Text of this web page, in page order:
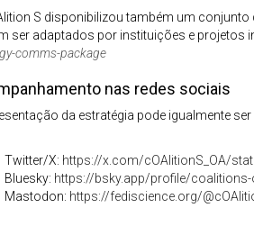
S disponibilizou também um
ser adaptados por instituições e projetos
comms-package
nas redes sociais
da estratégia pode igualmente
Twitter/X: https://x.com/cOAlitionS_OA/
Bluesky: https://bsky.app/profile/
Mastodon: https://fediscience.org/